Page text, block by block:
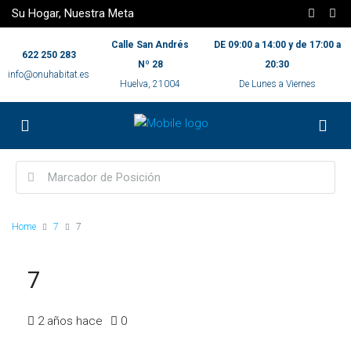
Su Hogar, Nuestra Meta
622 250 283
info@onuhabitat.es
Calle San Andrés
Nº 28
Huelva, 21004
DE 09:00 a 14:00 y de 17:00 a
20:30
De Lunes a Viernes
Home 7 7
7
2 años hace 0